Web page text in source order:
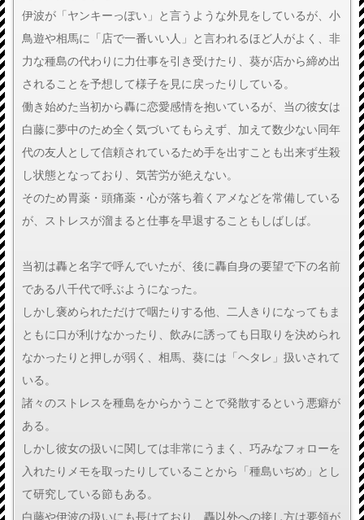
伊波が「ヤンキーっぽい」と言うような外見をしているが、小
鳥遊や相馬に「店で一番いい人」と言われるほど人がよく、非
力な種島の代わりに力仕事を引き受けたり、葵が店から締め出
されることを予想して様子を見に戻ったりしている。
働き始めた当初から轟に恋愛感情を抱いているが、当の彼女は
白藤に夢中のため全く気づいてもらえず、加えて数少ない同年
代の友人として信頼されているため手を出すことも出来ず生殺
し状態となっており、気苦労が絶えない。
そのため胃薬・頭痛薬・心が落ち着くアメなどを常備している
が、ストレスが溜まると仕事を早退することもしばしば。
当初は轟と名字で呼んでいたが、後に轟自身の要望で下の名前
である八千代で呼ぶようになった。
しかし褒められただけで咽たりする他、二人きりになってもま
ともに口が利けなかったり、飲みに誘っても日取りを決められ
なかったりと押しが弱く、相馬、葵には「ヘタレ」扱いされて
いる。
諸々のストレスを種島をからかうことで発散するという悪癖が
ある。
しかし彼女の扱いに関しては非常にうまく、巧みなフォローを
入れたりメモを取ったりしていることから「種島いぢめ」とし
て研究している節もある。
白藤や伊波の扱いにも長けており、轟以外への接し方は要領が